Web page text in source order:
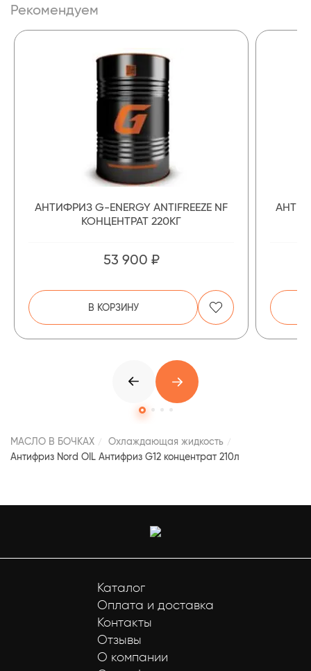
Рекомендуем
АНТИФРИЗ G-ENERGY ANTIFREEZE NF
КОНЦЕНТРАТ 220КГ
53 900 ₽
В КОРЗИНУ
МАСЛО В БОЧКАХ
Охлаждающая жидкость
Антифриз Nord OIL Антифриз G12 концентрат 210л
Каталог
Оплата и доставка
Контакты
Отзывы
О компании